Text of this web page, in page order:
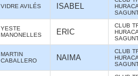
VIDRE AVILÉS ISABEL
YESTE
MANONELLES
ERIC
CLUB
MARTIN
CABALLERO
NAIMA
CLUB